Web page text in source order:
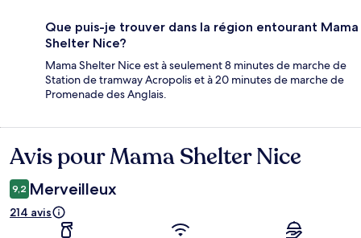
Que puis-je trouver dans la région entourant Mama
Shelter Nice?
Mama Shelter Nice est à seulement 8 minutes de marche de
Station de tramway Acropolis et à 20 minutes de marche de
Promenade des Anglais.
Avis
Avis pour Mama Shelter Nice
9,2 Merveilleux
214 avis